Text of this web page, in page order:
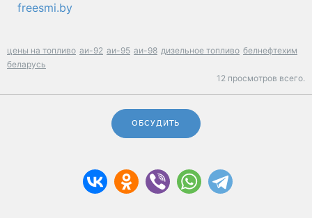
freesmi.by
цены на топливо аи-92 аи-95 аи-98 дизельное топливо белнефтехим
беларусь
12 просмотров всего.
ОБСУДИТЬ